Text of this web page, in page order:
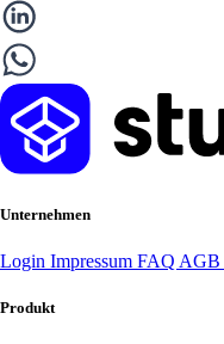
Unternehmen
Login Impressum FAQ AGB
Produkt